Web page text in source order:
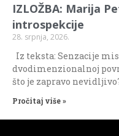
IZLOŽBA: Marija
introspekcije
28. srpnja, 2026.
Iz teksta: Senzacije
dvodimenzionalnoj
što je zapravo
Pročitaj više »